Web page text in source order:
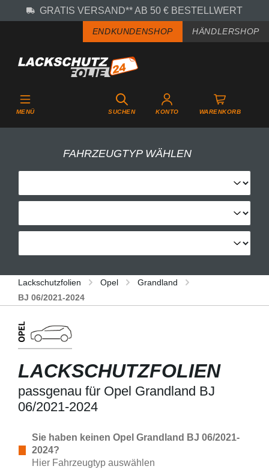
Zum Hauptinhalt springen
GRATIS VERSAND** AB 50 € BESTELLWERT
ENDKUNDENSHOP HÄNDLERSHOP
MENÜ SUCHEN KONTO WARENKORB
FAHRZEUGTYP WÄHLEN
Lackschutzfolien Opel
Grandland
BJ 06/2021-2024
LACKSCHUTZFOLIEN
passgenau für Opel Grandland BJ
06/2021-2024
Sie haben keinen Opel Grandland BJ 06/2021-
2024?
Hier Fahrzeugtyp auswählen